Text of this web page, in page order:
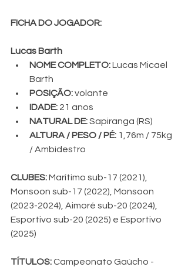
FICHA DO JOGADOR:
Lucas Barth
NOME COMPLETO: Lucas Micael
Barth
POSIÇÃO: volante
IDADE: 21 anos
NATURAL DE: Sapiranga (RS)
ALTURA / PESO / PÉ: 1,76m / 75kg
/ Ambidestro
CLUBES: Marítimo sub-17 (2021),
Monsoon sub-17 (2022), Monsoon
(2023-2024), Aimoré sub-20 (2024),
Esportivo sub-20 (2025) e Esportivo
(2025)
TÍTULOS: Campeonato Gaúcho -